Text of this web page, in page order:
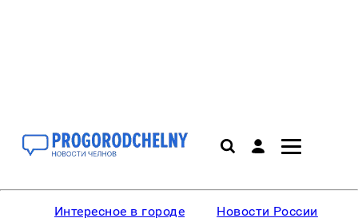
Интересное в городе Новости России